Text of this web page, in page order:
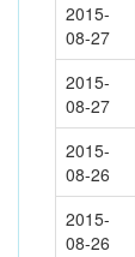
2015-
08-27
2015-
08-27
2015-
08-26
2015-
08-26